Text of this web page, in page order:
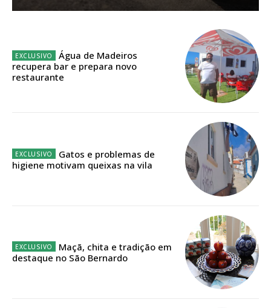
Escolha o plano de assinatura desejado:
32€
Edição em papel entregue à Quinta-feira em sua
casa
Acesso ao conteúdo online
Acesso aos conteúdos Exclusivos para
Água de Madeiros
recupera bar e prepara novo
restaurante
Gatos e problemas de
higiene motivam queixas na vila
Maçã, chita e tradição em
destaque no São Bernardo